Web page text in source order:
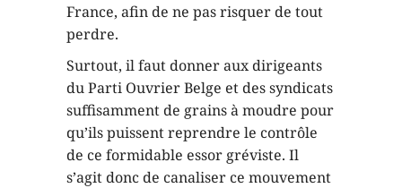
France, afin de ne pas risquer de tout
perdre.
Surtout, il faut donner aux dirigeants
du Parti Ouvrier Belge et des syndicats
suffisamment de grains à moudre pour
qu’ils puissent reprendre le contrôle
de ce formidable essor gréviste. Il
s’agit donc de canaliser ce mouvement